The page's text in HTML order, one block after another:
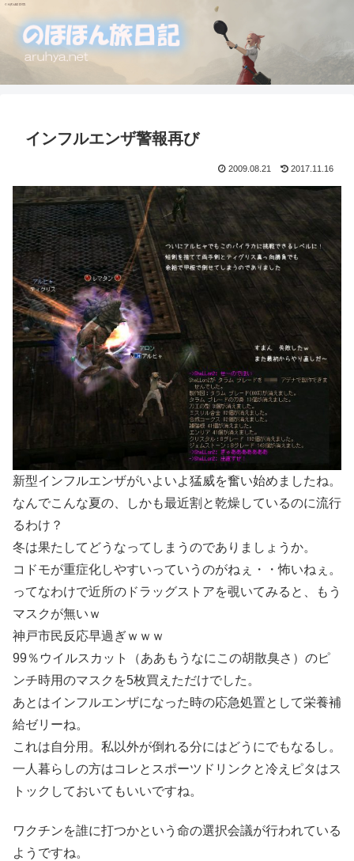
インフルエンザ警報再び
2009.08.21 2017.11.16
新型インフルエンザがいよいよ猛威を奮い始めましたね。
なんでこんな夏の、しかも最近割と乾燥しているのに流行
るわけ？
冬は果たしてどうなってしまうのでありましょうか。
コドモが重症化しやすいっていうのがねぇ・・怖いねぇ。
ってなわけで近所のドラッグストアを覗いてみると、もう
マスクが無いｗ
神戸市民反応早過ぎｗｗｗ
99％ウイルスカット（ああもうなにこの胡散臭さ）のピ
ンチ時用のマスクを5枚買えただけでした。
あとはインフルエンザになった時の応急処置として栄養補
給ゼリーね。
これは自分用。私以外が倒れる分にはどうにでもなるし。
一人暮らしの方はコレとスポーツドリンクと冷えピタはス
トックしておいてもいいですね。
ワクチンを誰に打つかという命の選択会議が行われている
ようですね。